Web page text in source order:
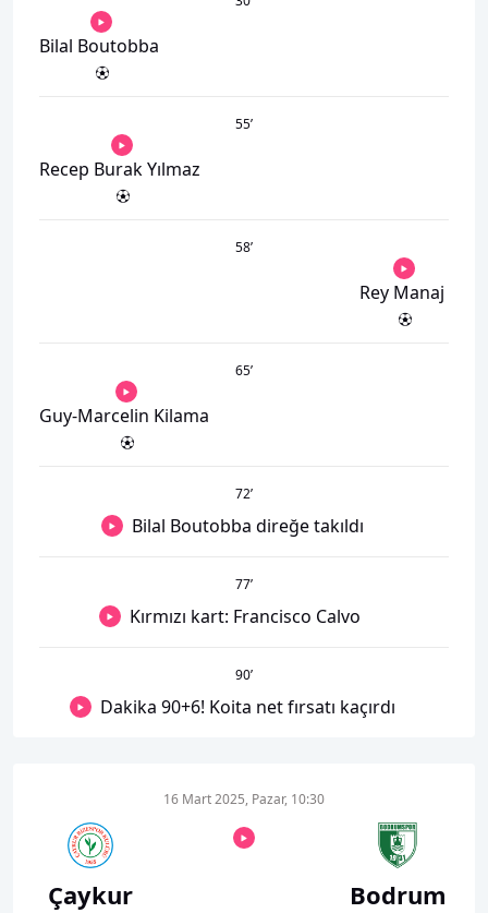
Bilal Boutobba
55’
Recep Burak Yılmaz
58’
Rey Manaj
65’
Guy-Marcelin Kilama
72’
Bilal Boutobba direğe takıldı
77’
Kırmızı kart: Francisco Calvo
90’
Dakika 90+6! Koita net fırsatı kaçırdı
Çaykur
16 Mart 2025, Pazar, 10:30
Bodrum